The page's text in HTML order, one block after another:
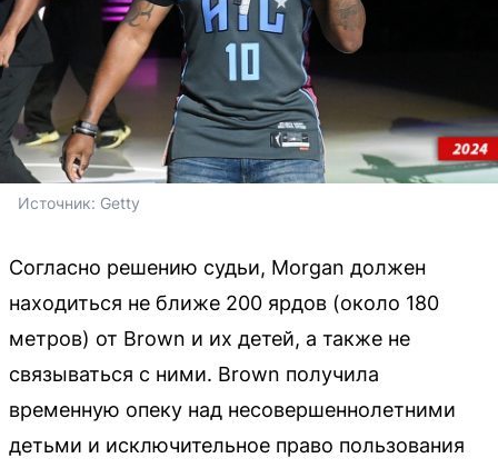
Источник: Getty
Согласно решению судьи, Morgan должен
находиться не ближе 200 ярдов (около 180
метров) от Brown и их детей, а также не
связываться с ними. Brown получила
временную опеку над несовершеннолетними
детьми и исключительное право пользования